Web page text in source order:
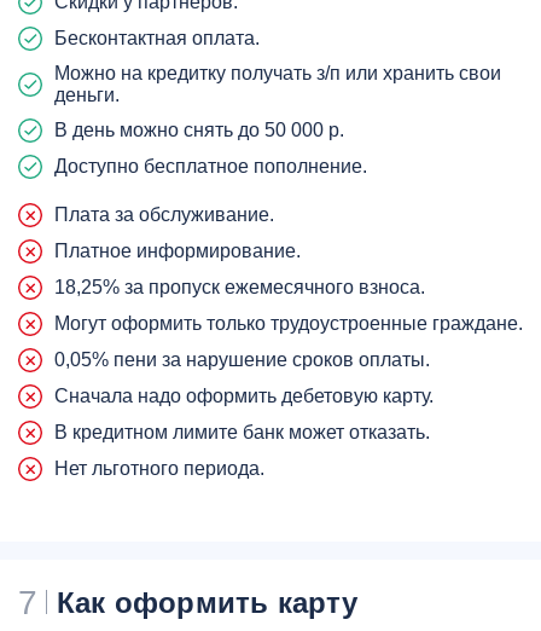
Бесконтактная оплата.
Можно на кредитку получать з/п или хранить свои
деньги.
В день можно снять до 50 000 р.
Доступно бесплатное пополнение.
Плата за обслуживание.
Платное информирование.
18,25% за пропуск ежемесячного взноса.
Могут оформить только трудоустроенные граждане.
0,05% пени за нарушение сроков оплаты.
Сначала надо оформить дебетовую карту.
В кредитном лимите банк может отказать.
Нет льготного периода.
7 Как оформить карту